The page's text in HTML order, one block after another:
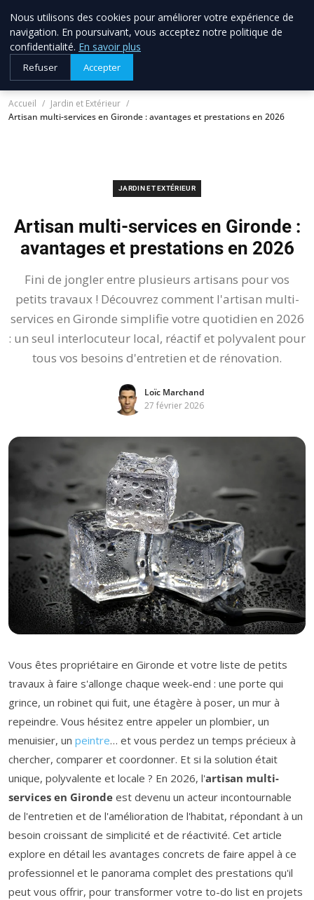
allo brico33
Votre expert bricolage en Gironde
Accueil
Jardin et Extérieur
Artisan multi-services en Gironde : avantages et prestations en 2026
JARDIN ET EXTÉRIEUR
Artisan multi-services en Gironde :
avantages et prestations en 2026
Fini de jongler entre plusieurs artisans pour vos
petits travaux ! Découvrez comment l'artisan multi-
services en Gironde simplifie votre quotidien en 2026
: un seul interlocuteur local, réactif et polyvalent pour
tous vos besoins d'entretien et de rénovation.
Loïc Marchand
27 février 2026
Vous êtes propriétaire en Gironde et votre liste de petits
travaux à faire s'allonge chaque week-end : une porte qui
grince, un robinet qui fuit, une étagère à poser, un mur à
repeindre. Vous hésitez entre appeler un plombier, un
menuisier, un peintre… et vous perdez un temps précieux à
chercher, comparer et coordonner. Et si la solution était
unique, polyvalente et locale ? En 2026, l'artisan multi-
services en Gironde est devenu un acteur incontournable
de l'entretien et de l'amélioration de l'habitat, répondant à un
besoin croissant de simplicité et de réactivité. Cet article
explore en détail les avantages concrets de faire appel à ce
professionnel et le panorama complet des prestations qu'il
peut vous offrir, pour transformer votre to-do list en projets
Nous utilisons des cookies pour améliorer votre expérience de
navigation. En poursuivant, vous acceptez notre politique de
confidentialité. En savoir plus
Refuser Accepter